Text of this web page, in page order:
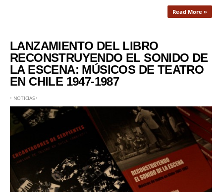
Read More »
LANZAMIENTO DEL LIBRO
RECONSTRUYENDO EL SONIDO DE
LA ESCENA: MÚSICOS DE TEATRO
EN CHILE 1947-1987
• NOTICIAS•